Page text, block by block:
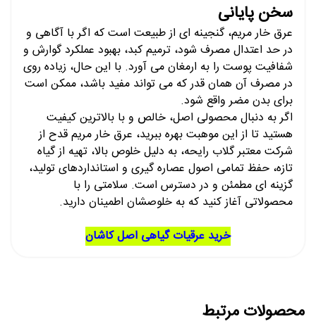
سخن پایانی
عرق خار مریم، گنجینه ای از طبیعت است که اگر با آگاهی و
در حد اعتدال مصرف شود، ترمیم کبد، بهبود عملکرد گوارش و
شفافیت پوست را به ارمغان می آورد. با این حال، زیاده روی
در مصرف آن همان قدر که می تواند مفید باشد، ممکن است
برای بدن مضر واقع شود.
اگر به دنبال محصولی اصل، خالص و با بالاترین کیفیت
هستید تا از این موهبت بهره ببرید، عرق خار مریم قدح از
شرکت معتبر گلاب رایحه، به دلیل خلوص بالا، تهیه از گیاه
تازه، حفظ تمامی اصول عصاره گیری و استانداردهای تولید،
گزینه ای مطمئن و در دسترس است. سلامتی را با
محصولاتی آغاز کنید که به خلوصشان اطمینان دارید.
خرید عرقیات گیاهی اصل کاشان
محصولات مرتبط